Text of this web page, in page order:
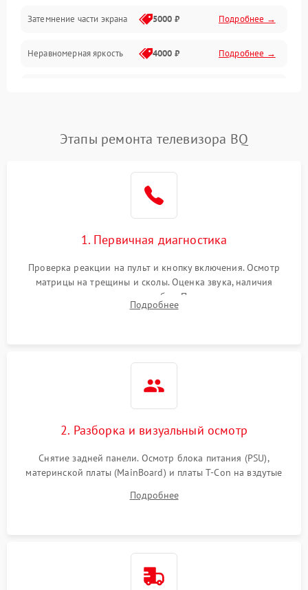
Механические повреждения
Программное обеспечение
Сеть и подключения
Затемнение части экрана 5000 ₽ Подробнее →
Неравномерная яркость 4000 ₽ Подробнее →
Этапы ремонта телевизора BQ
1. Первичная диагностика
Проверка реакции на пульт и кнопку включения. Осмотр
матрицы на трещины и сколы. Оценка звука, наличия
подсветки и индикаторов ошибок. Подключение тестовых
источников сигнала для выявления симптомов поломки.
Подробнее
2. Разборка и визуальный осмотр
Снятие задней панели. Осмотр блока питания (PSU),
материнской платы (MainBoard) и платы T-Con на вздутые
Проверка надежности фиксации и целостности шлейфов.
Подробнее